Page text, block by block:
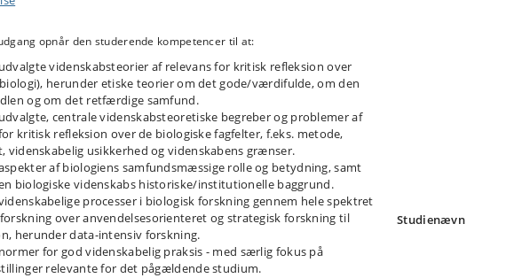
opnår den studerende kompetencer til at:
videnskabsteorier af relevans for kritisk refleksion over
herunder etiske teorier om det gode/værdifulde, om den
og om det retfærdige samfund.
centrale videnskabsteoretiske begreber og problemer af
kritisk refleksion over de biologiske fagfelter, f.eks. metode,
videnskabelig usikkerhed og videnskabens grænser.
af biologiens samfundsmæssige rolle og betydning, samt
biologiske videnskabs historiske/institutionelle baggrund.
processer i biologisk forskning gennem hele spektret
over anvendelsesorienteret og strategisk forskning til
herunder data-intensiv forskning.
for god videnskabelig praksis - med særlig fokus på
relevante for det pågældende studium.
Studienævn